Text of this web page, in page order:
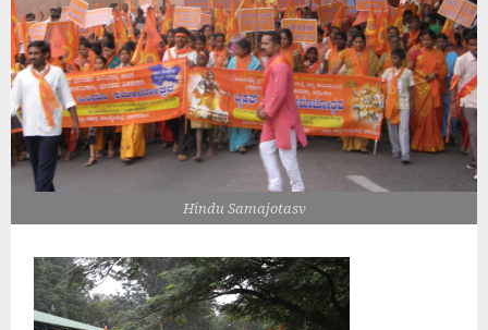
Hindu Samajotasv